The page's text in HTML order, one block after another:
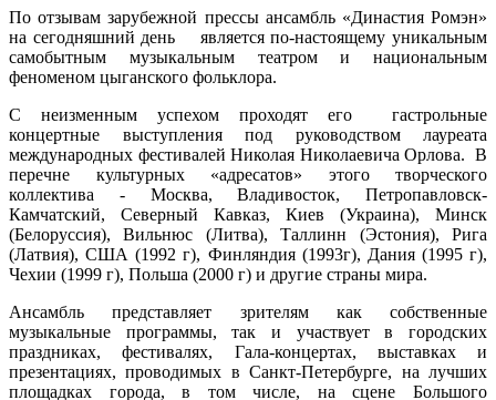
По отзывам зарубежной прессы ансамбль «Династия Ромэн»
на сегодняшний день является по-настоящему уникальным
самобытным музыкальным театром и национальным
феноменом цыганского фольклора.
С неизменным успехом проходят его гастрольные
концертные выступления под руководством лауреата
международных фестивалей Николая Николаевича Орлова. В
перечне культурных «адресатов» этого творческого
коллектива - Москва, Владивосток, Петропавловск-
Камчатский, Северный Кавказ, Киев (Украина), Минск
(Белоруссия), Вильнюс (Литва), Таллинн (Эстония), Рига
(Латвия), США (1992 г), Финляндия (1993г), Дания (1995 г),
Чехии (1999 г), Польша (2000 г) и другие страны мира.
Ансамбль представляет зрителям как собственные
музыкальные программы, так и участвует в городских
праздниках, фестивалях, Гала-концертах, выставках и
презентациях, проводимых в Санкт-Петербурге, на лучших
площадках города, в том числе, на сцене Большого